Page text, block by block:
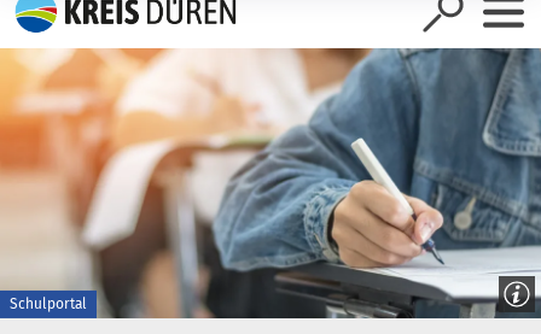
Schulportal